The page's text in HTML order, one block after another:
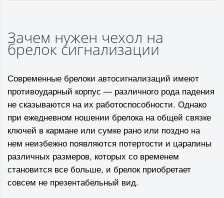
Зачем нужен чехол на
брелок сигнализации
Современные брелоки автосигнализаций имеют
противоударный корпус — различного рода падения
не сказываются на их работоспособности. Однако
при ежедневном ношении брелока на общей связке
ключей в кармане или сумке рано или поздно на
нем неизбежно появляются потертости и царапины
различных размеров, которых со временем
становится все больше, и брелок приобретает
совсем не презентабельный вид.